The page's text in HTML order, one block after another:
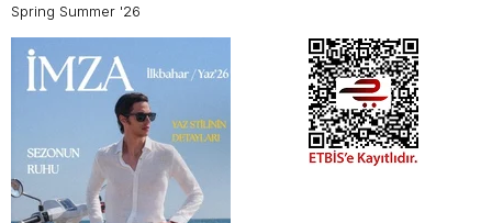
Spring Summer '26